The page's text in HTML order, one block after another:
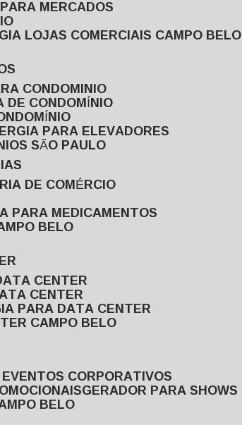
MERCADOS
LOJAS COMERCIAIS CAMPO BELO
CONDOMINIO
DE CONDOMÍNIO
PARA ELEVADORES
SÃO PAULO
DE COMÉRCIO
PARA MEDICAMENTOS
BELO
CENTER
CENTER
PARA DATA CENTER
CAMPO BELO
EVENTOS CORPORATIVOS
GERADOR PARA SHOWS
BELO